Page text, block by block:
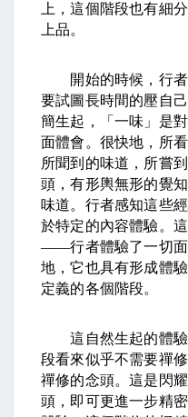
上，這個階段也有細
上品。
開始的時候，行者
要試圖長時間的壓自
簡生起，「一味」是
面體會。很快地，所
所聞到的味道，所嘗
頭，有形輿無形的覺
味道。行者感知這些
於特定的內容體驗。
——行者體驗了一切
地，它也具有形成體
定義的各個階段。
這自然生起的體驗
段看來似乎不需要禪
禪修的念頭。這是閃
頭，即可更進一步精